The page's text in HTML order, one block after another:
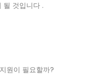
될 것입니다 .
원이 필요할까?